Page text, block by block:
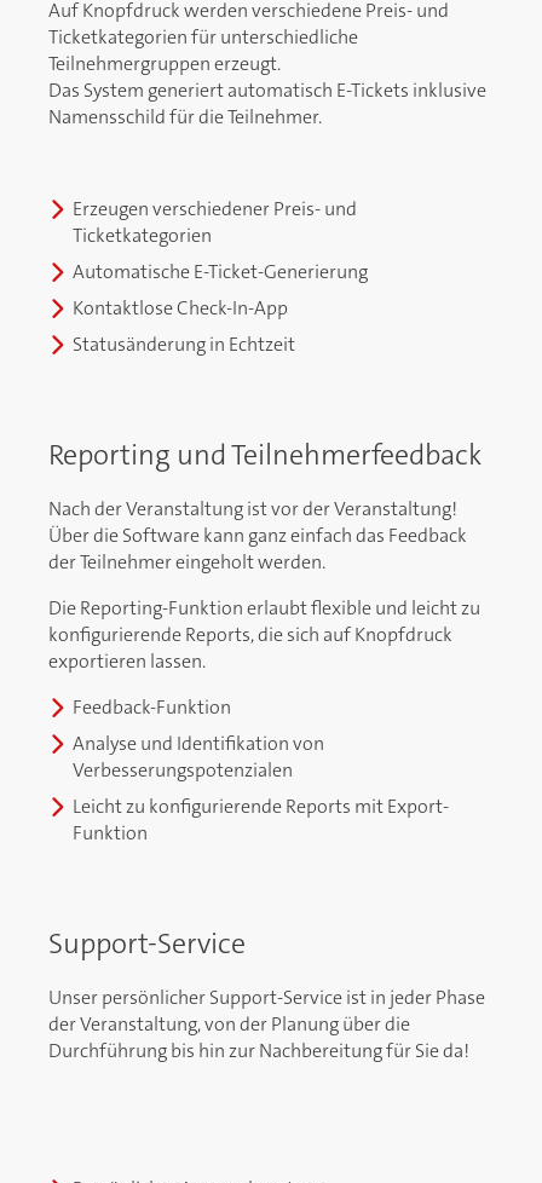
Auf Knopfdruck werden verschiedene Preis- und
Ticketkategorien für unterschiedliche
Teilnehmergruppen erzeugt.
Das System generiert automatisch E-Tickets inklusive
Namensschild für die Teilnehmer.
Erzeugen verschiedener Preis- und
Ticketkategorien
Automatische E-Ticket-Generierung
Kontaktlose Check-In-App
Statusänderung in Echtzeit
Reporting und Teilnehmerfeedback
Nach der Veranstaltung ist vor der Veranstaltung!
Über die Software kann ganz einfach das Feedback
der Teilnehmer eingeholt werden.
Die Reporting-Funktion erlaubt flexible und leicht zu
konfigurierende Reports, die sich auf Knopfdruck
exportieren lassen.
Feedback-Funktion
Analyse und Identifikation von
Verbesserungspotenzialen
Leicht zu konfigurierende Reports mit Export-
Funktion
Support-Service
Unserpersönlicher Support-Service ist in jeder Phase
der Veranstaltung, von der Planung über die
Durchführung bis hin zur Nachbereitung für Sie da!